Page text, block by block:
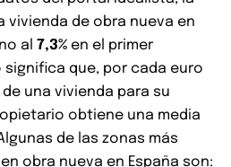
vivienda de obra nueva en
al 7,3% en el primer
significa que, por cada euro
una vivienda para su
obtiene una media
de las zonas más
obra nueva en España son: